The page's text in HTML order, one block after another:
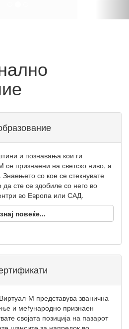
и познавања кои ги
се признаени на светско ниво, а
со кое се стекнувате
сте се здобиле со него во
во Европа или САД.
повеќе...
М представува званична
и меѓународно признаен
својата позиција на пазарот